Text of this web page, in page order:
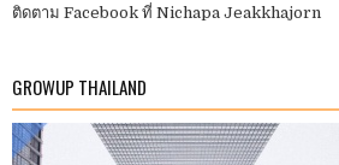
ติดตาม Facebook ที่ Nichapa Jeakkhajorn
GROWUP THAILAND